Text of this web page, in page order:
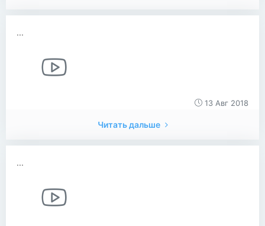
...
13 Авг 2018
Читать дальше
...